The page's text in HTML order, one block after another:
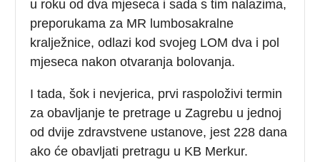
u roku od dva mjeseca i sada s tim nalazima,
preporukama za MR lumbosakralne
kralježnice, odlazi kod svojeg LOM dva i pol
mjeseca nakon otvaranja bolovanja.
I tada, šok i nevjerica, prvi raspoloživi termin
za obavljanje te pretrage u Zagrebu u jednoj
od dvije zdravstvene ustanove, jest 228 dana
ako će obavljati pretragu u KB Merkur.